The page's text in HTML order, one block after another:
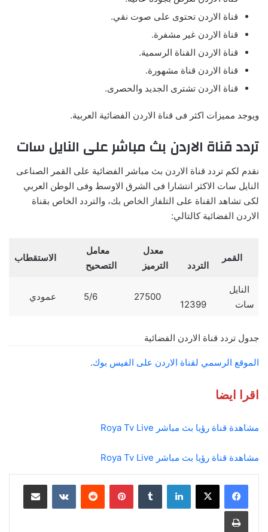
قناة الاردن تحتوى على صوت نقي.
قناة الاردن غير مشفرة.
قناة الاردن القناة الرسمية.
قناة الاردن قناة مشهورة.
قناة الاردن تشترى الجديد والحصرى.
ويوجد مميزات اكثر فى قناة الاردن الفضائية العربية.
تردد قناة الاردن بث مباشر على النايل سات
نقدم لكم تردد قناة الاردن بث مباشر الفضائية على القمر الصناعى
النايل سات الاكثر انتشارا فى الشرق الاوسط وفى الوطن العربي
لكى تشاهد القناة على التلفاز الخاص بك، والتردد الخاص بقناة
الاردن الفضائية كالتالي:
القمر
التردد
معدل
الترميز
معامل
التصحيح
الاستقطاب
النايل
سات
12399
27500
5/6 عمودي
جدول تردد قناة الاردن الفضائية
الموقع الرسمي لقناة الاردن على الفيس بوك.
اقرا ايضا
مشاهدة قناة رؤيا بث مباشر Roya Tv Live
مشاهدة قناة رؤيا بث مباشر Roya Tv Live
لينكدإن بينتيريست مشاركة عبر البريد
طباعة